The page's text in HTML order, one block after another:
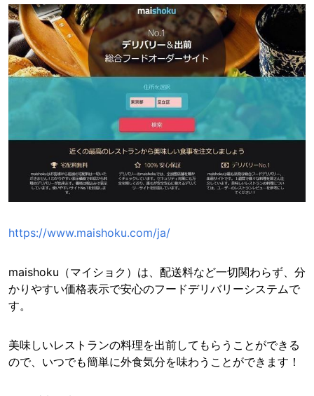
https://www.maishoku.com/ja/
maishoku（マイショク）は、配送料など一切関わらず、分
かりやすい価格表示で安心のフードデリバリーシステムで
す。
美味しいレストランの料理を出前してもらうことができる
ので、いつでも簡単に外食気分を味わうことができます！